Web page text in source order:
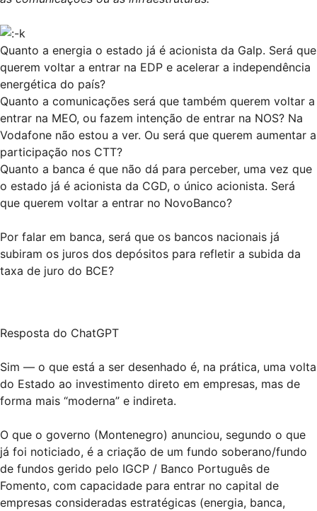
Quanto a energia o estado já é acionista da Galp. Será que
querem voltar a entrar na EDP e acelerar a independência
energética do país?
Quanto a comunicações será que também querem voltar a
entrar na MEO, ou fazem intenção de entrar na NOS? Na
Vodafone não estou a ver. Ou será que querem aumentar a
participação nos CTT?
Quanto a banca é que não dá para perceber, uma vez que
o estado já é acionista da CGD, o único acionista. Será
que querem voltar a entrar no NovoBanco?
Por falar em banca, será que os bancos nacionais já
subiram os juros dos depósitos para refletir a subida da
taxa de juro do BCE?
Resposta do ChatGPT
Sim — o que está a ser desenhado é, na prática, uma volta
do Estado ao investimento direto em empresas, mas de
forma mais “moderna” e indireta.
O que o governo (Montenegro) anunciou, segundo o que
já foi noticiado, é a criação de um fundo soberano/fundo
de fundos gerido pelo IGCP / Banco Português de
Fomento, com capacidade para entrar no capital de
empresas consideradas estratégicas (energia, banca,